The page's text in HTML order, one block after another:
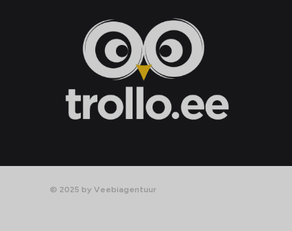
© 2025 by Veebiagentuur